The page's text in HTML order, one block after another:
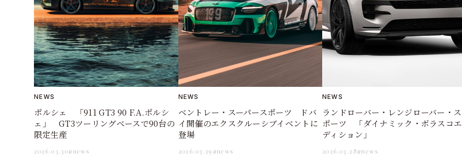
NEWS
ポルシェ 「911 GT3 90 F.A.ポルシ
ェ」 GT3ツーリングベースで90台の
限定生産
2026.03.30#news
NEWS
ベントレー・スーパースポーツ ドバ
イ開催のエクスクルーシブイベントに
登場
2026.03.29 #news
NEWS
ランドローバー・レンジローバー・ス
ポーツ 「ダイナミック・ボラスコエ
ディション」
2026.03.28#news